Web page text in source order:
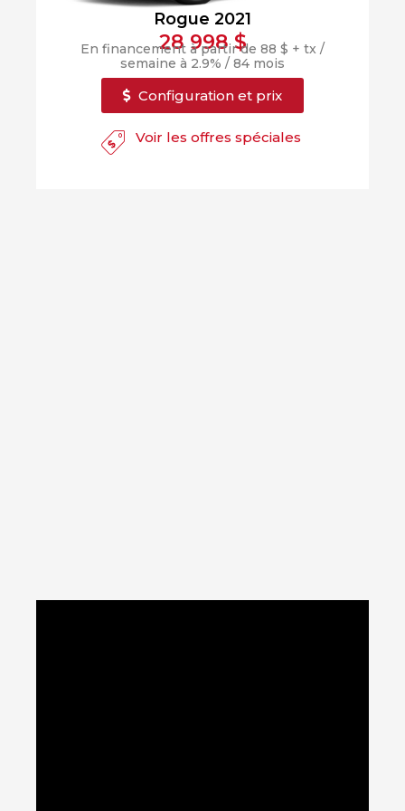
Rogue 2021
28 998 $
En financement à partir de 88 $ + tx /
semaine à 2.9% / 84 mois
Configuration et prix
Voir les offres spéciales
Victoriaville
Victoriaville
DRUMMONDVILLE
ESTRIE